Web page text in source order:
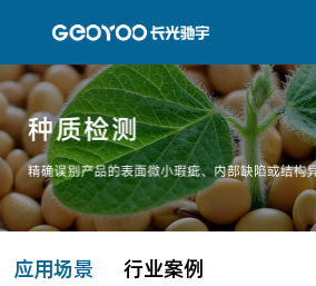
应用场景 行业案例